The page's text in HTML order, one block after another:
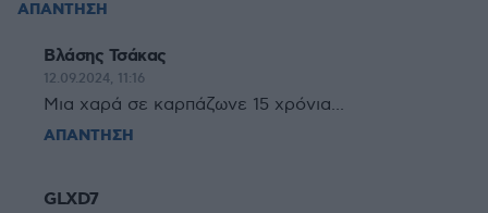
ΑΠΑΝΤΗΣΗ
Βλάσης Τσάκας
12.09.2024, 11:16
Μια χαρά σε καρπάζωνε 15 χρόνια...
ΑΠΑΝΤΗΣΗ
GLXD7